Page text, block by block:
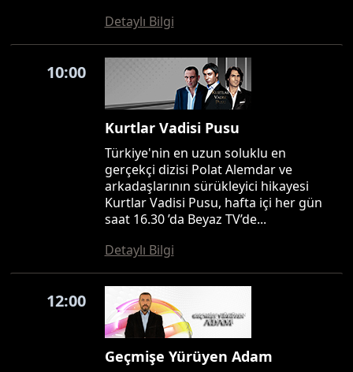
Detaylı Bilgi
10:00
Kurtlar Vadisi Pusu
Türkiye'nin en uzun soluklu en
gerçekçi dizisi Polat Alemdar ve
arkadaşlarının sürükleyici hikayesi
Kurtlar Vadisi Pusu, hafta içi her gün
saat 16.30 ’da Beyaz TV’de...
Detaylı Bilgi
12:00
Geçmişe Yürüyen Adam